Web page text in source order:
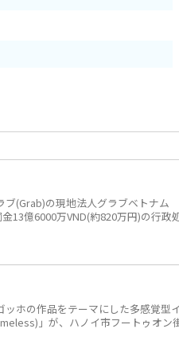
(Grab)の現地法人グラブベトナム
13億6000万VND(約820万円)の行政
ホの作品をテーマにした多感覚型
」が、ハノイ市フートゥオン